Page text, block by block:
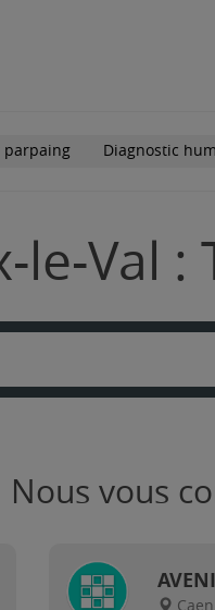
parpaing Diagnostic
le-Val
Nous vous
Caen